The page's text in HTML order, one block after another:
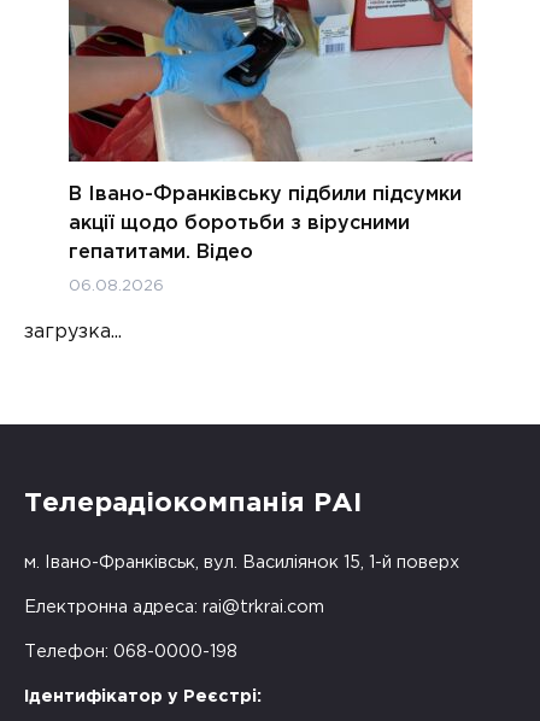
В Івано-Франківську підбили підсумки
акції щодо боротьби з вірусними
гепатитами. Відео
06.08.2026
загрузка...
Телерадіокомпанія РАІ
м. Івано-Франківськ, вул. Василіянок 15, 1-й поверх
Електронна адреса: rai@trkrai.com
Телефон: 068-0000-198
Ідентифікатор у Реєстрі: